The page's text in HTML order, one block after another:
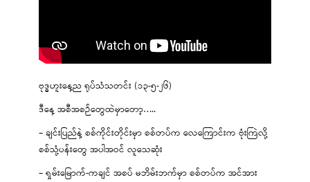
ဗုဒ္ဓဟူးနေ့ည ရုပ်သံသတင်း (၁၃-၅-၂၆)
ဒီနေ့ အစီအစဉ်တွေထဲမှာတော့…..
– ချင်းပြည်နဲ့ စစ်ကိုင်းတိုင်းမှာ စစ်တပ်က လေကြောင်းက ဗုံးကြဲလို့
စစ်သုံ့ပန်းတွေ အပါအဝင် လူသေဆုံး
– ရှမ်းမြောက်-ကချင် အစပ် မဘိမ်းဘက်မှာ စစ်တပ်က အင်အား